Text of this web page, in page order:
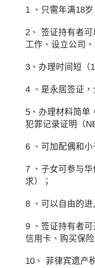
1 、只需年满18
2、 签证持有者
工作、设立公司、
3、办理时间短（
4 、是永居签证，
5、办理材料简单
犯罪记录证明（
6 、可加配偶和小
7 、子女可参与
求）；
8 、可以自由的进
9 、签证持有者
信用卡、购买保
10、 菲律宾遗产